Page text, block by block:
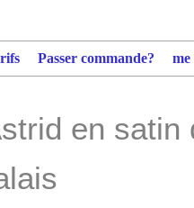
Passer commande?
en satin